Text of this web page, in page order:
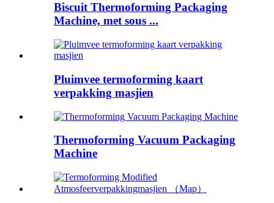
Biscuit Thermoforming Packaging
Machine, met sous ...
Pluimvee termoforming kaart
verpakking masjien
Thermoforming Vacuum Packaging
Machine